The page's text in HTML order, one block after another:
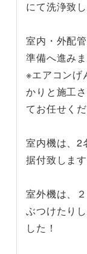
にて洗浄致
室内・外配
準備へ進みま
※エアコンげ
かりと施工
てお任せく
室内機は、2
据付致します
室外機は、
ぶつけたり
した！